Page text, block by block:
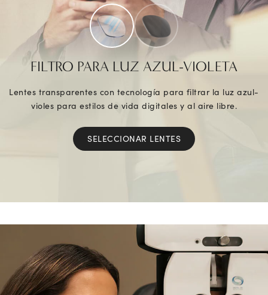
FILTRO PARA LUZ AZUL-VIOLETA
Lentes transparentes con tecnología para filtrar la luz azul-
violes para estilos de vida digitales y al aire libre.
SELECCIONAR LENTES